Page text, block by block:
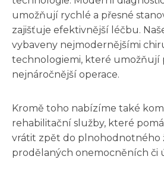
umožňují rychlé a přesné
zajišťuje efektivnější léčbu.
vybaveny nejmodernějšími
technologiemi, které umožňují
nejnáročnější operace.
Kromě toho nabízíme také
rehabilitační služby, které
vrátit zpět do plnohodnotného
prodělaných onemocněních či